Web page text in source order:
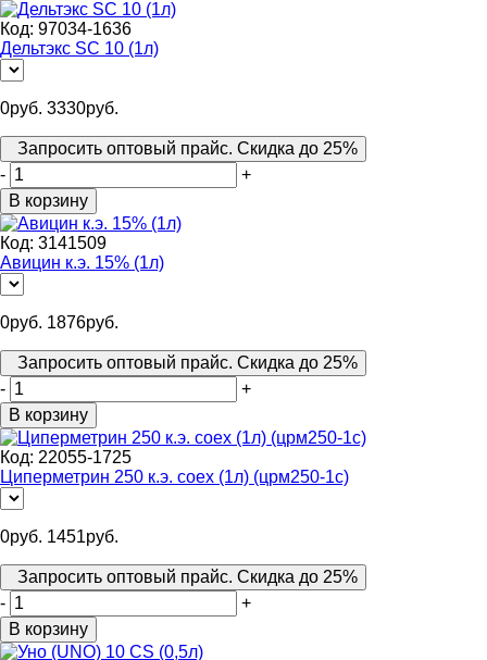
Код: 97034-1636
Дельтэкс SC 10 (1л)
0руб. 3330руб.
Запросить оптовый прайс. Скидка до 25%
-
+
В корзину
Код: 3141509
Авицин к.э. 15% (1л)
0руб. 1876руб.
Запросить оптовый прайс. Скидка до 25%
-
+
В корзину
Код: 22055-1725
Циперметрин 250 к.э. соех (1л) (црм250-1с)
0руб. 1451руб.
Запросить оптовый прайс. Скидка до 25%
-
+
В корзину